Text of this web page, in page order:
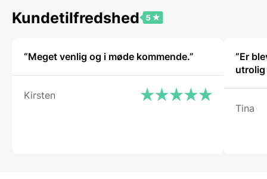
Mulighederne
kan
varesiden
Kundetilfredshed
“Meget venlig og i møde kommende.”
Kirsten
“Er
utrolig
Tina